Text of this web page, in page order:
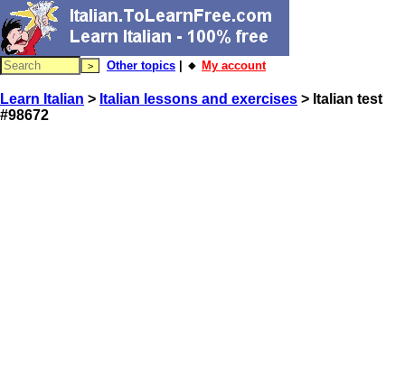
Other topics | 🔸 My account
Learn Italian > Italian lessons and exercises > Italian test
#98672